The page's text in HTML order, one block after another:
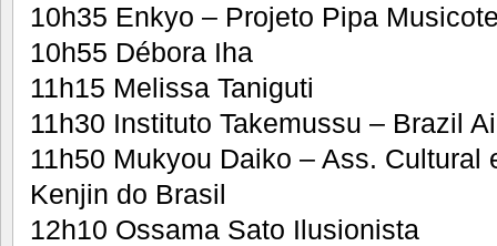
10h35 Enkyo – Projeto Pipa
10h55 Débora Iha
11h15 Melissa Taniguti
11h30 Instituto Takemussu – Brazil
11h50 Mukyou Daiko – Ass. Cultural
Kenjin do Brasil
12h10 Ossama Sato Ilusionista